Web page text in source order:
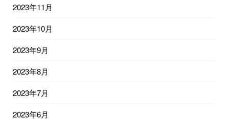
2023年11月
2023年10月
2023年9月
2023年8月
2023年7月
2023年6月